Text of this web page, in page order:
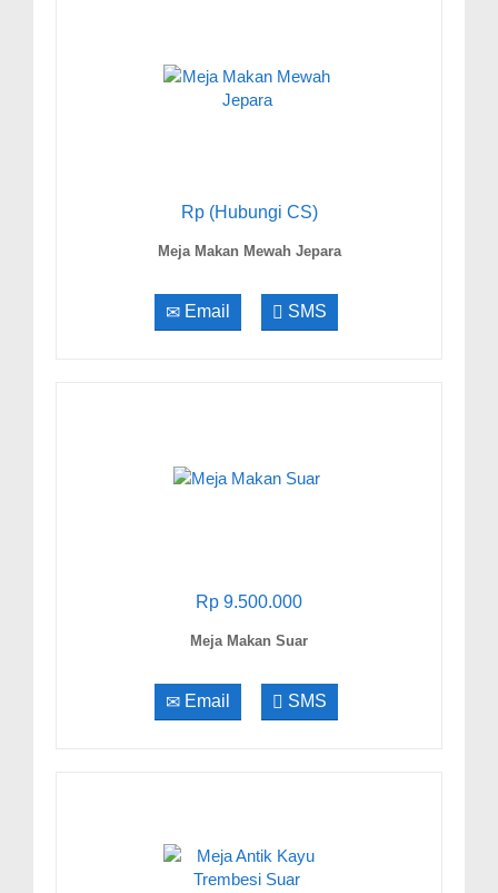
Rp (Hubungi CS)
Meja Makan Mewah Jepara
Email SMS
Rp 9.500.000
Meja Makan Suar
Email SMS